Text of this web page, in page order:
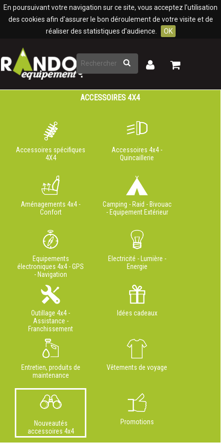
En poursuivant votre navigation sur ce site, vous acceptez l'utilisation
des cookies afin d'assurer le bon déroulement de votre visite et de
réaliser des statistiques d'audience.
OK
Rechercher
Mon
Mon
ACCESSOIRES 4X4
Accessoires spécifiques
4X4
Accessoires 4x4 -
Quincaillerie
Aménagements 4x4 -
Confort
Camping - Raid - Bivouac
- Equipement Extérieur
Equipements
électroniques 4x4 - GPS
- Navigation
Electricité - Lumière -
Energie
Outillage 4x4 -
Assistance -
Franchissement
Idées cadeaux
Entretien, produits de
maintenance
Vêtements de voyage
Nouveautés
accessoires 4x4
Promotions
Panneau de gestion des cookies